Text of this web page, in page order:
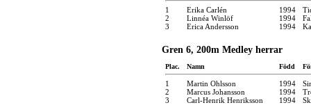
1 Erika Carlén 1994
2
Linnéa Winlöf 1994
3
Erica Andersson 1994
Gren 6, 200m Medley herrar
Plac. Namn Född
1 Martin Ohlsson 1994
2
Marcus Johansson 1994
3
Carl-Henrik Henriksson 1994